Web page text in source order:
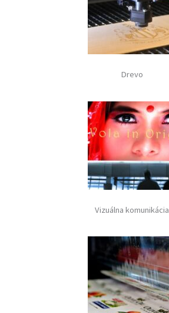
Drevo
Vizuálna komunikácia